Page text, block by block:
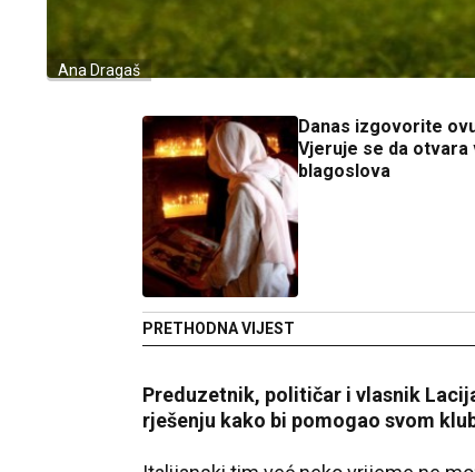
Ana Dragaš
Danas izgovorite
Vjeruje se da otvara
blagoslova
PRETHODNA VIJEST
Preduzetnik, političar i vlasnik
rješenju kako bi pomogao svom